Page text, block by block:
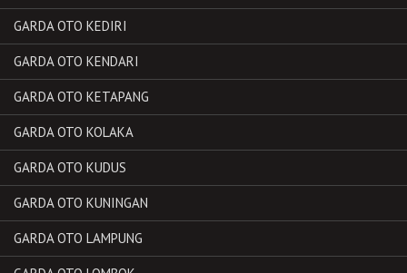
GARDA OTO KEDIRI
GARDA OTO KENDARI
GARDA OTO KETAPANG
GARDA OTO KOLAKA
GARDA OTO KUDUS
GARDA OTO KUNINGAN
GARDA OTO LAMPUNG